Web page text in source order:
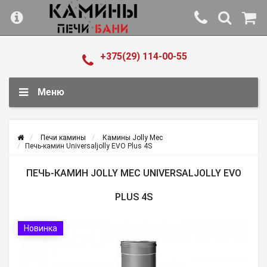
+375(29) 114-00-55
Меню
Печи камины
Камины Jolly Mec
Печь-камин Universaljolly EVO Plus 4S
ПЕЧЬ-КАМИН JOLLY MEC UNIVERSALJOLLY EVO
PLUS 4S
Новинка